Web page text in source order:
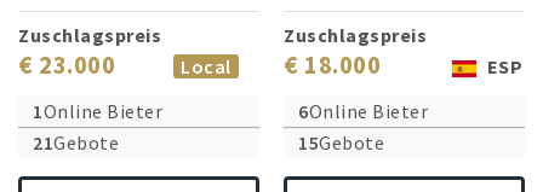
Zuschlagspreis
€ 23.000
Local
1Online Bieter
21Gebote
Zuschlagspreis
€ 18.000
ESP
6Online Bieter
15Gebote